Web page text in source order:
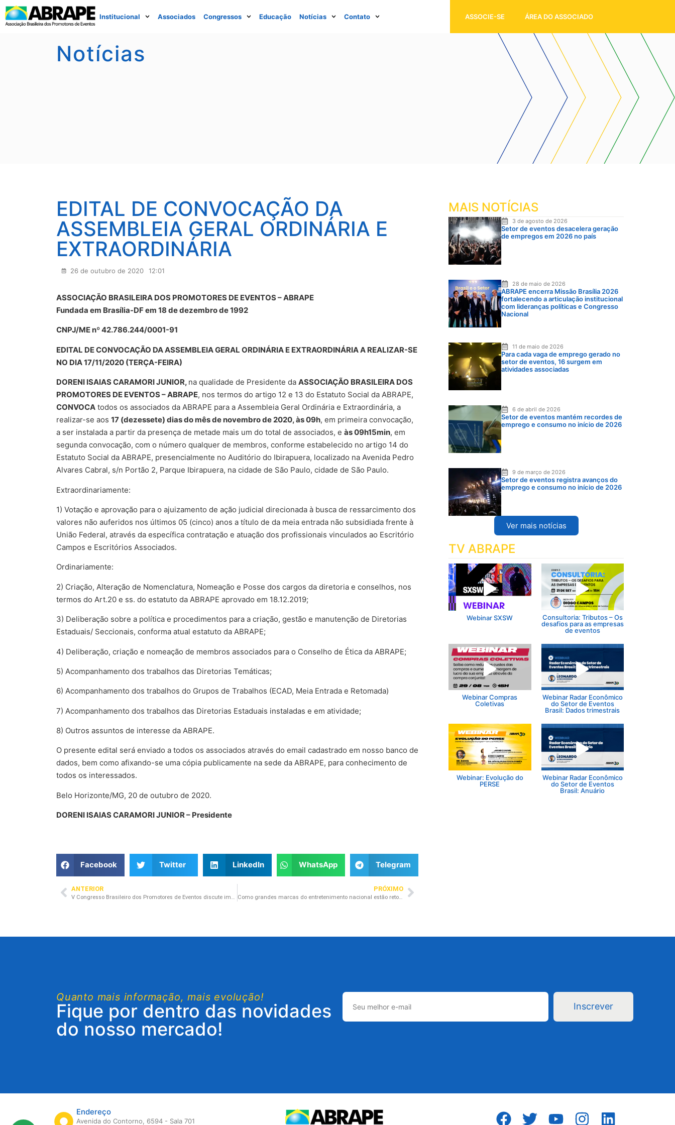
Institucional Associados Congressos Educação Notícias Contato ASSOCIE-SE ÁREA DO ASSOCIADO
Notícias
EDITAL DE CONVOCAÇÃO DA
ASSEMBLEIA GERAL ORDINÁRIA E
EXTRAORDINÁRIA
26 de outubro de 2020 12:01
ASSOCIAÇÃO BRASILEIRA DOS PROMOTORES DE EVENTOS – ABRAPE
Fundada em Brasília-DF em 18 de dezembro de 1992
CNPJ/ME nº 42.786.244/0001-91
EDITAL DE CONVOCAÇÃO DA ASSEMBLEIA GERAL ORDINÁRIA E EXTRAORDINÁRIA A REALIZAR-SE
NO DIA 17/11/2020 (TERÇA-FEIRA)
DORENI ISAIAS CARAMORI JUNIOR, na qualidade de Presidente da ASSOCIAÇÃO BRASILEIRA DOS
PROMOTORES DE EVENTOS – ABRAPE, nos termos do artigo 12 e 13 do Estatuto Social da ABRAPE,
CONVOCA todos os associados da ABRAPE para a Assembleia Geral Ordinária e Extraordinária, a
realizar-se aos 17 (dezessete) dias do mês de novembro de 2020, às 09h, em primeira convocação,
a ser instalada a partir da presença de metade mais um do total de associados, e às 09h15min, em
segunda convocação, com o número qualquer de membros, conforme estabelecido no artigo 14 do
Estatuto Social da ABRAPE, presencialmente no Auditório do Ibirapuera, localizado na Avenida Pedro
Alvares Cabral, s/n Portão 2, Parque Ibirapuera, na cidade de São Paulo, cidade de São Paulo.
Extraordinariamente:
1) Votação e aprovação para o ajuizamento de ação judicial direcionada à busca de ressarcimento dos
valores não auferidos nos últimos 05 (cinco) anos a título de da meia entrada não subsidiada frente à
União Federal, através da específica contratação e atuação dos profissionais vinculados ao Escritório
Campos e Escritórios Associados.
Ordinariamente:
2) Criação, Alteração de Nomenclatura, Nomeação e Posse dos cargos da diretoria e conselhos, nos
termos do Art.20 e ss. do estatuto da ABRAPE aprovado em 18.12.2019;
3) Deliberação sobre a política e procedimentos para a criação, gestão e manutenção de Diretorias
Estaduais/ Seccionais, conforma atual estatuto da ABRAPE;
4) Deliberação, criação e nomeação de membros associados para o Conselho de Ética da ABRAPE;
5) Acompanhamento dos trabalhos das Diretorias Temáticas;
6) Acompanhamento dos trabalhos do Grupos de Trabalhos (ECAD, Meia Entrada e Retomada)
7) Acompanhamento dos trabalhos das Diretorias Estaduais instaladas e em atividade;
8) Outros assuntos de interesse da ABRAPE.
O presente edital será enviado a todos os associados através do email cadastrado em nosso banco de
dados, bem como afixando-se uma cópia publicamente na sede da ABRAPE, para conhecimento de
todos os interessados.
Belo Horizonte/MG, 20 de outubro de 2020.
DORENI ISAIAS CARAMORI JUNIOR – Presidente
Facebook Twitter LinkedIn WhatsApp Telegram
ANTERIOR
V Congresso Brasileiro dos Promotores de Eventos discute impactos da pandemia
PRÓXIMO
Como grandes marcas do entretenimento nacional estão retomando as atividades?
MAIS NOTÍCIAS
3 de agosto de 2026
Setor de eventos desacelera geração
de empregos em 2026 no país
28 de maio de 2026
ABRAPE encerra Missão Brasília 2026
fortalecendo a articulação institucional
com lideranças políticas e Congresso
Nacional
11 de maio de 2026
Para cada vaga de emprego gerado no
setor de eventos, 16 surgem em
atividades associadas
6 de abril de 2026
Setor de eventos mantém recordes de
emprego e consumo no início de 2026
9 de março de 2026
Setor de eventos registra avanços do
emprego e consumo no início de 2026
Ver mais notícias
TV ABRAPE
Webinar SXSW
Consultoria: Tributos – Os
desafios para as empresas
de eventos
Webinar Compras
Coletivas
Webinar Radar Econômico
do Setor de Eventos
Brasil: Dados trimestrais
Webinar: Evolução do
PERSE
Webinar Radar Econômico
do Setor de Eventos
Brasil: Anuário
Quanto mais informação, mais evolução!
Fique por dentro das novidades
do nosso mercado!
Inscrever
Endereço
Avenida do Contorno, 6594 - Sala 701